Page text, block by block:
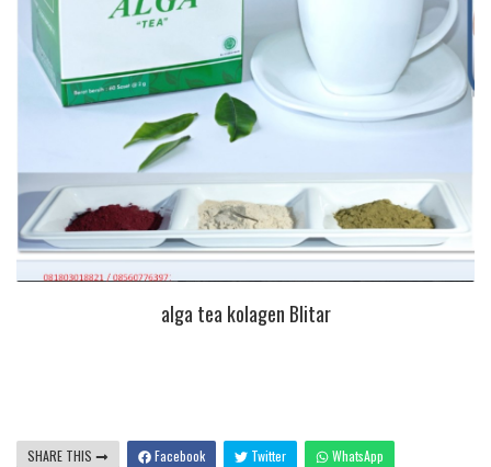
alga tea kolagen Blitar
SHARE THIS Facebook Twitter WhatsApp